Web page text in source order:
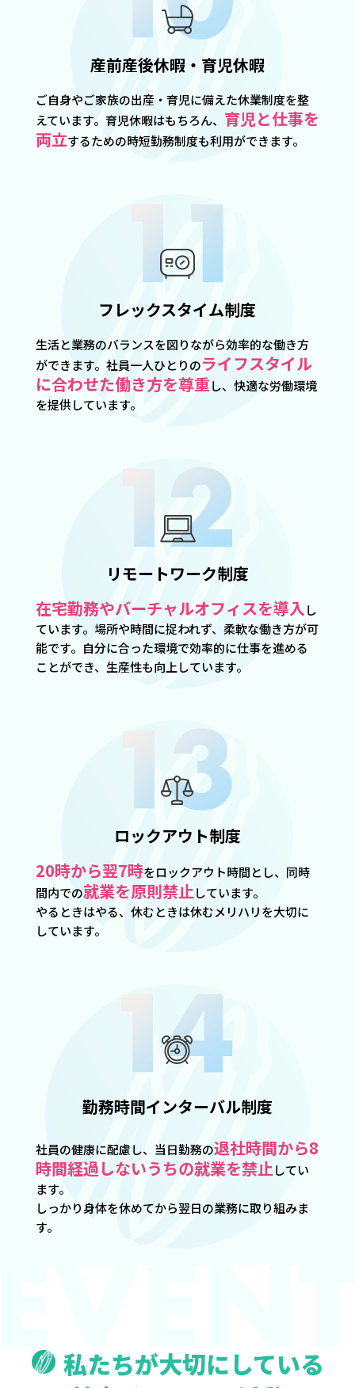
産前産後休暇・育児休暇
ご自身やご家族の出産・育児に備えた休業制度を整
えています。育児休暇はもちろん、 育児と仕事を
両立するための時短勤務制度も利用ができます。
フレックスタイム制度
生活と業務のバランスを図りながら効率的な働き方
ができます。社員一人ひとりのライフスタイル
に合わせた働き方を尊重し、快適な労働環境
を提供しています。
リモートワーク制度
在宅勤務やバーチャルオフィスを導入し
ています。場所や時間に捉われず、柔軟な働き方が可
能です。自分に合った環境で効率的に仕事を進める
ことができ、生産性も向上しています。
ロックアウト制度
20時から翌7時をロックアウト時間とし、同時
間内での就業を原則禁止しています。
やるときはやる、休むときは休むメリハリを大切に
しています。
勤務時間インターバル制度
社員の健康に配慮し、当日勤務の退社時間から8
時間経過しないうちの就業を禁止してい
ます。
しっかり身体を休めてから翌日の業務に取り組みま
す。
私たちが大切にしている